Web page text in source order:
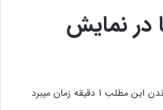
در نمایش
مطلب 1 دقیقه زمان میبرد